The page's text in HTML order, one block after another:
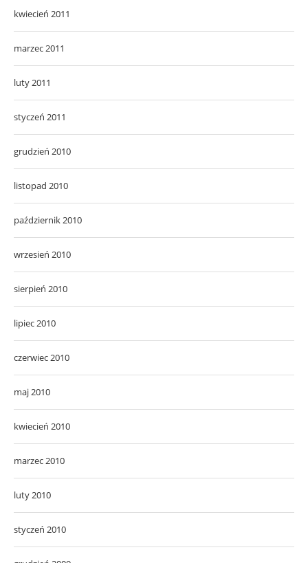
kwiecień 2011
marzec 2011
luty 2011
styczeń 2011
grudzień 2010
listopad 2010
październik 2010
wrzesień 2010
sierpień 2010
lipiec 2010
czerwiec 2010
maj 2010
kwiecień 2010
marzec 2010
luty 2010
styczeń 2010